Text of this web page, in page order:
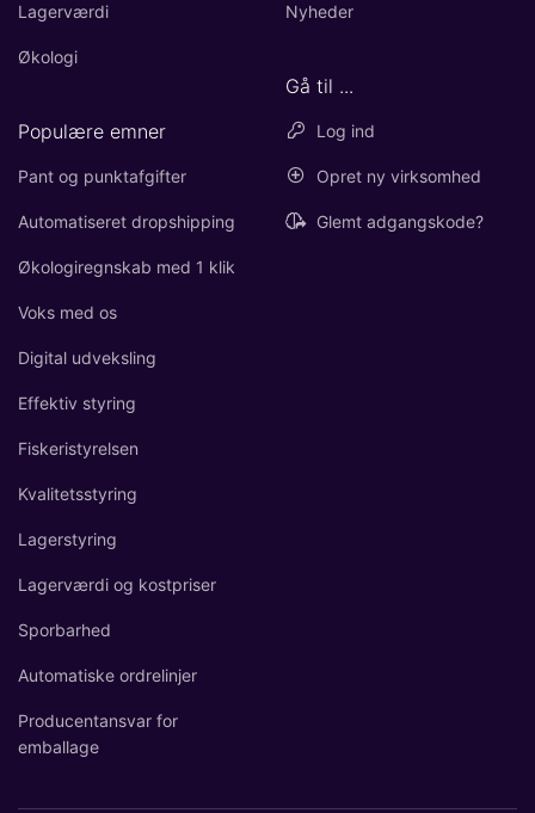
Lagerværdi
Økologi
Populære emner
Pant og punktafgifter
Automatiseret dropshipping
Økologiregnskab med 1 klik
Voks med os
Digital udveksling
Effektiv styring
Fiskeristyrelsen
Kvalitetsstyring
Lagerstyring
Lagerværdi og kostpriser
Sporbarhed
Automatiske ordrelinjer
Producentansvar for
emballage
Nyheder
Gå til ...
Log ind
Opret ny virksomhed
Glemt adgangskode?